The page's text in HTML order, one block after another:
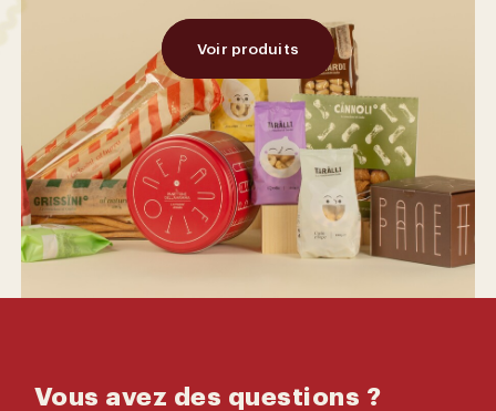
Voir produits
Mis en
avant
Vous avez des questions ?